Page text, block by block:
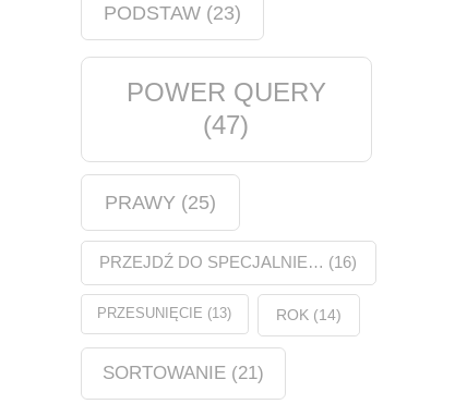
PODSTAW(23)
POWER QUERY
(47)
PRAWY(25)
PRZEJDŹ DO SPECJALNIE… (16)
PRZESUNIĘCIE (13) ROK (14)
SORTOWANIE(21)